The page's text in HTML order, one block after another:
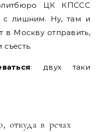
ЦК КПССС
с лишним. Ну, там и
в Москву отправить,
: двух таки
откуда в речах